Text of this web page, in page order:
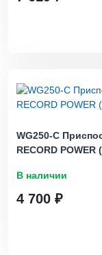
WG250-C
RECORD
В наличии
4 700 ₽